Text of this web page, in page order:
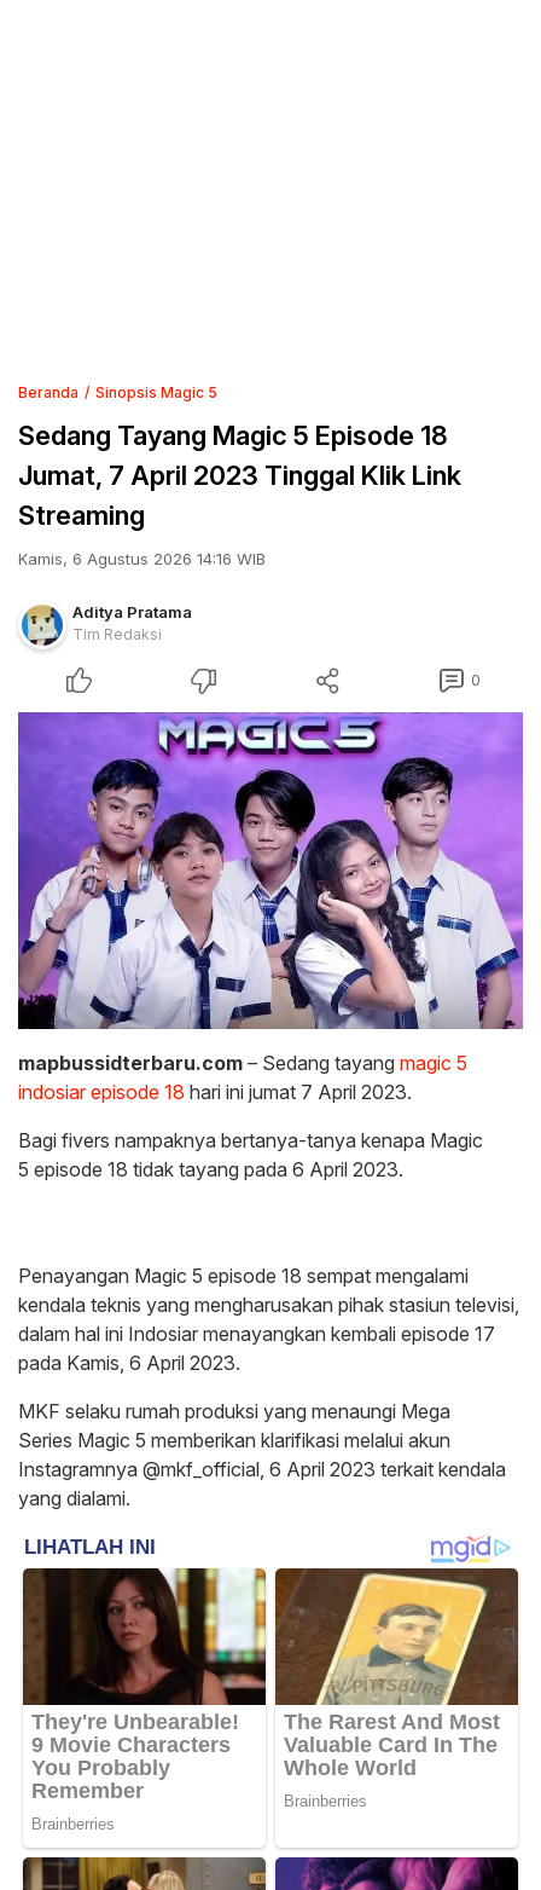
Beranda Sinopsis Magic 5
Sedang Tayang Magic 5 Episode 18
Jumat, 7 April 2023 Tinggal Klik Link
Streaming
Kamis, 6 Agustus 2026 14:16 WIB
Aditya Pratama
Tim Redaksi
0
mapbussidterbaru.com – Sedang tayang magic 5
indosiar episode 18 hari ini jumat 7 April 2023.
Bagi fivers nampaknya bertanya-tanya kenapa Magic
5 episode 18 tidak tayang pada 6 April 2023.
Penayangan Magic 5 episode 18 sempat mengalami
kendala teknis yang mengharusakan pihak stasiun televisi,
dalam hal ini Indosiar menayangkan kembali episode 17
pada Kamis, 6 April 2023.
MKF selaku rumah produksi yang menaungi Mega
Series Magic 5 memberikan klarifikasi melalui akun
Instagramnya @mkf_official, 6 April 2023 terkait kendala
yang dialami.